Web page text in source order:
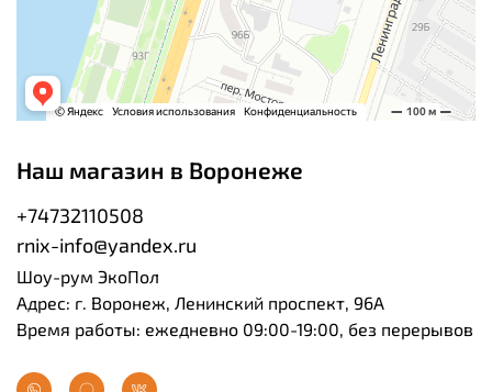
Наш магазин в Воронеже
+74732110508
rnix-info@yandex.ru
Шоу-рум ЭкоПол
Адрес: г. Воронеж, Ленинский проспект, 96А
Время работы: ежедневно 09:00-19:00, без перерывов